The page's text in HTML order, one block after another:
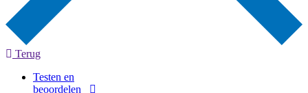
Terug
Testen en
beoordelen